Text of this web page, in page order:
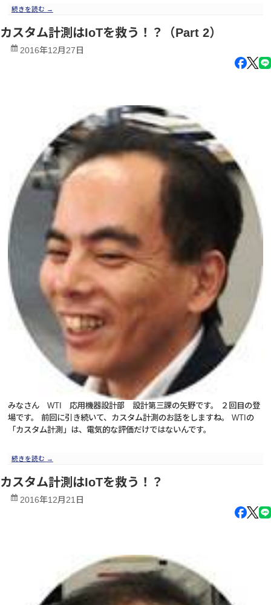
続きを読む →
カスタム計測はIoTを救う！？（Part 2）
2016年12月27日
みなさん WTI 応用機器設計部 設計第三課の矢野です。 ２回目の登
場です。 前回に引き続いて、カスタム計測のお話をしますね。 WTIの
「カスタム計測」は、電気的な評価だけではないんです。
続きを読む →
カスタム計測はIoTを救う！？
2016年12月21日